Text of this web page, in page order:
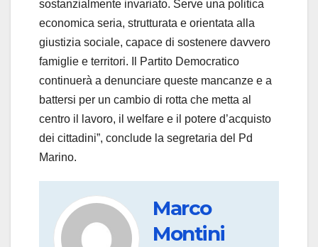
sostanzialmente invariato. Serve una politica
economica seria, strutturata e orientata alla
giustizia sociale, capace di sostenere davvero
famiglie e territori. Il Partito Democratico
continuerà a denunciare queste mancanze e a
battersi per un cambio di rotta che metta al
centro il lavoro, il welfare e il potere d’acquisto
dei cittadini”, conclude la segretaria del Pd
Marino.
Marco
Montini